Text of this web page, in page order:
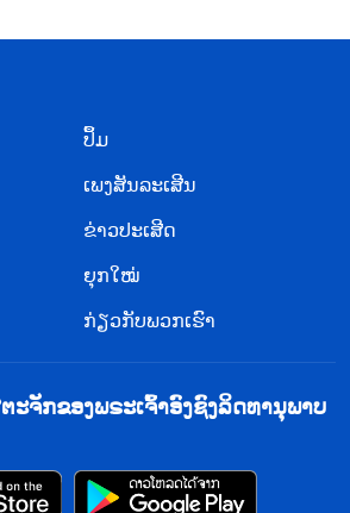
ປຶ້ມ
ເພງສັນລະເສີນ
ຂ່າວປະເສີດ
ຍຸກໃໝ່
ກ່ຽວກັບພວກເຮົາ
ະຈັກຂອງພຣະເຈົ້າອົງຊົງລິດທານຸພາບ